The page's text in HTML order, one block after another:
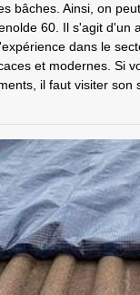
bâches. Ainsi, on
60. Il s'agit d'un
dans le
et modernes. Si
il faut visiter son